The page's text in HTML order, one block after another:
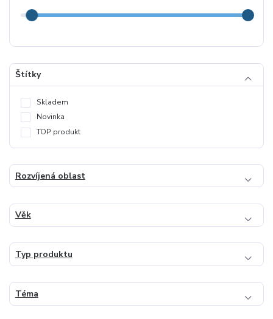
Štítky
Skladem
Novinka
TOP produkt
Rozvíjená oblast
Věk
Typ produktu
Téma